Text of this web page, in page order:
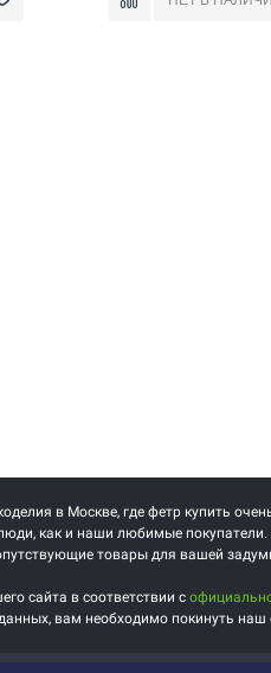
в Москве, где фетр купить
как и наши любимые покупатели.
товары для вашей
сайта в соответствии с
вам необходимо покинуть наш